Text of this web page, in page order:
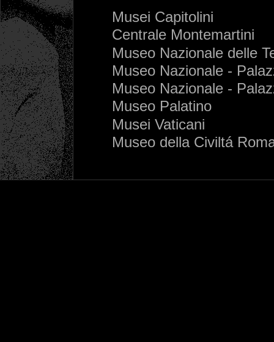
Musei Capitolini
Centrale Montemartini
Museo Nazionale delle
Museo Nazionale -
Museo Nazionale -
Museo Palatino
Musei Vaticani
Museo della Civiltá